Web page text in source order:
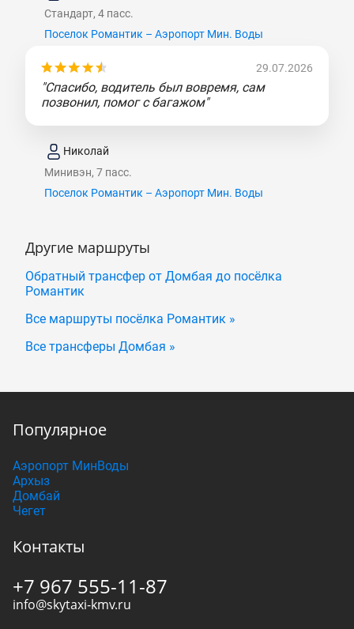
Стандарт, 4 пасс.
Поселок Романтик – Аэропорт Мин. Воды
29.07.2026
"Спасибо, водитель был вовремя, сам
позвонил, помог с багажом"
Николай
Минивэн, 7 пасс.
Поселок Романтик – Аэропорт Мин. Воды
Другие маршруты
Обратный трансфер от Домбая до посёлка
Романтик
Все маршруты посёлка Романтик »
Все трансферы Домбая »
Популярное
Аэропорт МинВоды
Архыз
Домбай
Чегет
Контакты
+7 967 555-11-87
info@skytaxi-kmv.ru